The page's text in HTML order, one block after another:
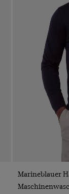
Marineblauer